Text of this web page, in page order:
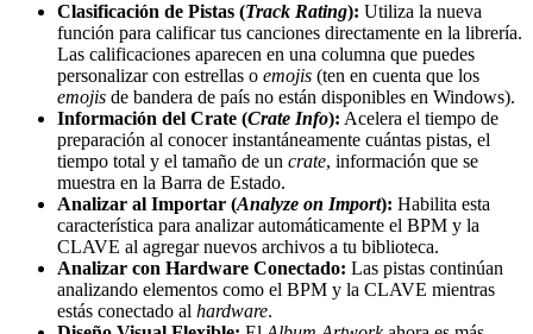
Clasificación de Pistas (Track Rating): Utiliza la nueva
función para calificar tus canciones directamente en la librería.
Las calificaciones aparecen en una columna que puedes
personalizar con estrellas o emojis (ten en cuenta que los
emojis de bandera de país no están disponibles en Windows).
Información del Crate (Crate Info): Acelera el tiempo de
preparación al conocer instantáneamente cuántas pistas, el
tiempo total y el tamaño de un crate, información que se
muestra en la Barra de Estado.
Analizar al Importar (Analyze on Import): Habilita esta
característica para analizar automáticamente el BPM y la
CLAVE al agregar nuevos archivos a tu biblioteca.
Analizar con Hardware Conectado: Las pistas continúan
analizando elementos como el BPM y la CLAVE mientras
estás conectado al hardware.